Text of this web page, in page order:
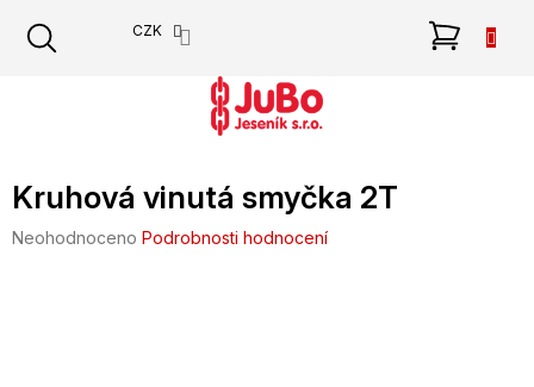
obsah
CZK
Kruhová vinutá smyčka 2T
Průměrné
Neohodnoceno Podrobnosti hodnocení